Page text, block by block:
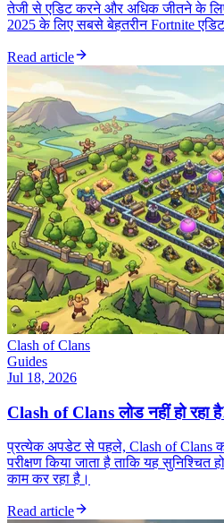
तेजी से एडिट करने और अधिक जीतने के
2025 के लिए सबसे बेहतरीन Fortnite
Read article
Clash of Clans
Guides
Jul 18, 2026
Clash of Clans लोड नहीं हो रहा
प्रत्येक अपडेट से पहले, Clash of Clans
परीक्षण किया जाता है ताकि यह सुनिश्चित
काम कर रहा है।
Read article